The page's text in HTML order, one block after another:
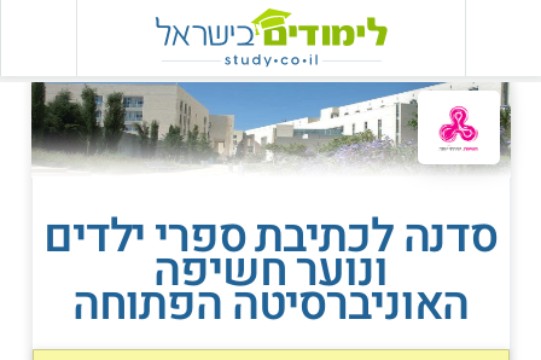
סדנה לכתיבת ספרי ילדים
ונוער חשיפה
האוניברסיטה הפתוחה